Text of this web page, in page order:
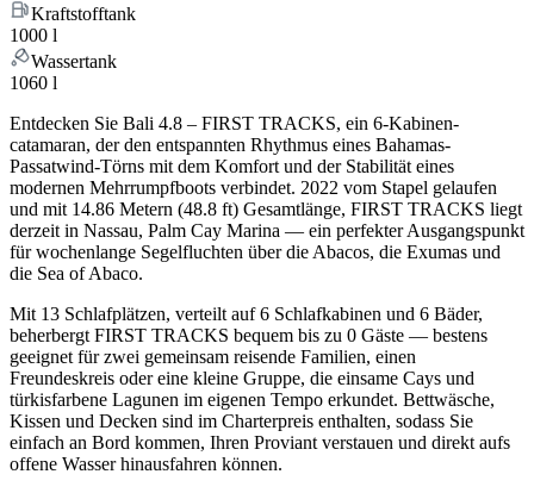
Kraftstofftank
1000 l
Wassertank
1060 l
Entdecken Sie Bali 4.8 – FIRST TRACKS, ein 6-Kabinen-
catamaran, der den entspannten Rhythmus eines Bahamas-
Passatwind-Törns mit dem Komfort und der Stabilität eines
modernen Mehrrumpfboots verbindet. 2022 vom Stapel gelaufen
und mit 14.86 Metern (48.8 ft) Gesamtlänge, FIRST TRACKS liegt
derzeit in Nassau, Palm Cay Marina — ein perfekter Ausgangspunkt
für wochenlange Segelfluchten über die Abacos, die Exumas und
die Sea of Abaco.
Mit 13 Schlafplätzen, verteilt auf 6 Schlafkabinen und 6 Bäder,
beherbergt FIRST TRACKS bequem bis zu 0 Gäste — bestens
geeignet für zwei gemeinsam reisende Familien, einen
Freundeskreis oder eine kleine Gruppe, die einsame Cays und
türkisfarbene Lagunen im eigenen Tempo erkundet. Bettwäsche,
Kissen und Decken sind im Charterpreis enthalten, sodass Sie
einfach an Bord kommen, Ihren Proviant verstauen und direkt aufs
offene Wasser hinausfahren können.